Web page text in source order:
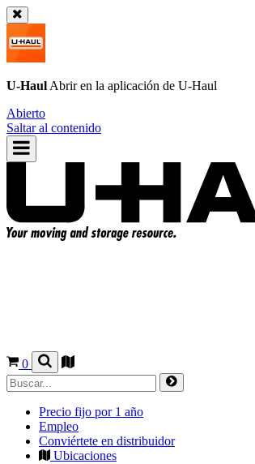
U-Haul Abrir en la aplicación de U-Haul
Abierto
Saltar al contenido
0
Precio fijo por 1 año
Empleo
Conviértete en distribuidor
Ubicaciones